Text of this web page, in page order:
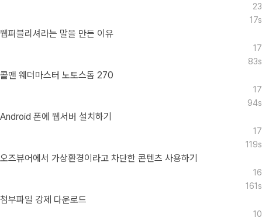
23
17s
웹퍼블리셔라는 말을 만든 이유
17
83s
콜맨 웨더마스터 노토스돔 270
17
94s
Android 폰에 웹서버 설치하기
17
119s
오즈뷰어에서 가상환경이라고 차단한 콘텐츠 사용하기
16
161s
첨부파일 강제 다운로드
10